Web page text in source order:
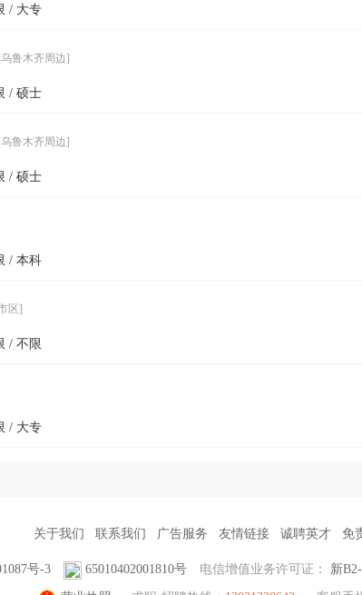
/ 大专
[乌鲁木齐周边]
/ 硕士
[乌鲁木齐周边]
/ 硕士
/ 本科
区]
/ 不限
/ 大专
关于我们 联系我们 广告服务 友情链接 诚聘英才 免
号-3 65010402001810号 电信增值业务许可证： 新